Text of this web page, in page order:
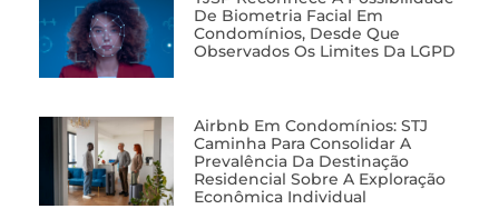
De Biometria Facial Em
Condomínios, Desde Que
Observados Os Limites Da LGPD
Airbnb Em Condomínios: STJ
Caminha Para Consolidar A
Prevalência Da Destinação
Residencial Sobre A Exploração
Econômica Individual